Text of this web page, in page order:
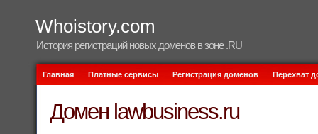
Whoistory.com
История регистраций новых доменов в зоне .RU
Главная Платные сервисы Регистрация доменов Перехват
Домен lawbusiness.ru